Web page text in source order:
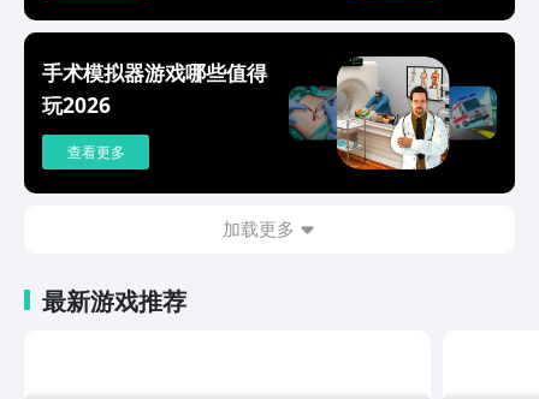
手术模拟器游戏哪些值得
玩2026
查看更多
加载更多
最新游戏推荐